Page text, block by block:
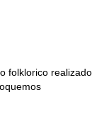
folklorico realizado